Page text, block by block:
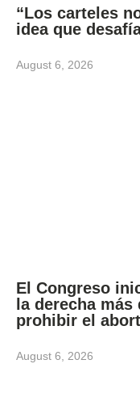
“Los carteles
idea que
August 6, 2026
El Congreso
la derecha
prohibir el
August 6, 2026